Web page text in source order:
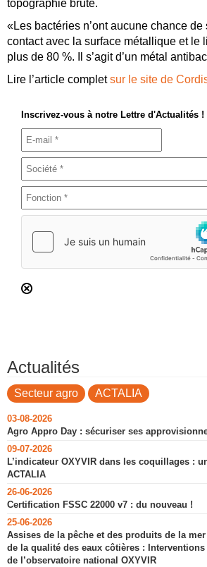
topographie brute.
«Les bactéries n’ont aucune chance de
contact avec la surface métallique et le
plus de 80 %. Il s’agit d’un métal
Lire l’article completsur le site de
Inscrivez-vous à notre Lettre d'Actualités !
Actualités
Secteur agro ACTALIA
03-08-2026
Agro Appro Day : sécuriser ses
09-07-2026
L’indicateur OXYVIR dans les coquillages :
ACTALIA
26-06-2026
Certification FSSC 22000 v7 : du nouveau !
25-06-2026
Assises de la pêche et des produits de la
de la qualité des eaux côtières : Interventions
de l’observatoire national OXYVIR